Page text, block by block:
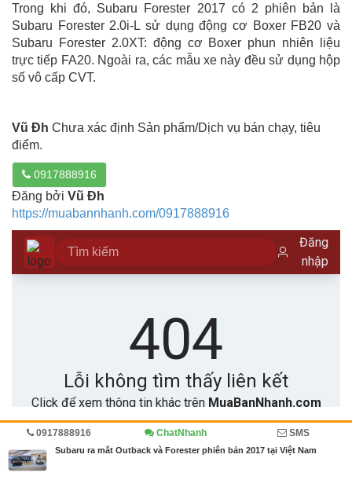
Trong khi đó, Subaru Forester 2017 có 2 phiên bản là
Subaru Forester 2.0i-L sử dụng động cơ Boxer FB20 và
Subaru Forester 2.0XT: động cơ Boxer phun nhiên liệu
trực tiếp FA20. Ngoài ra, các mẫu xe này đều sử dụng hộp
số vô cấp CVT.
Vũ Đh Chưa xác định Sản phẩm/Dịch vụ bán chạy, tiêu
điểm.
0917888916
Đăng bởi Vũ Đh
https://muabannhanh.com/0917888916
Trang chủ Ô tô, Xe máy Diễn đàn
0917888916 ChatNhanh SMS
Subaru ra mắt Outback và Forester phiên bản 2017 tại Việt Nam